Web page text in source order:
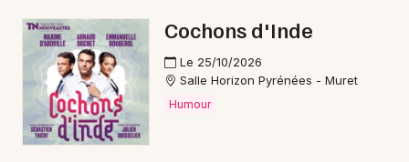
Je m'abonne
Cochons d'Inde
Le 25/10/2026
Salle Horizon Pyrénées - Muret
Humour